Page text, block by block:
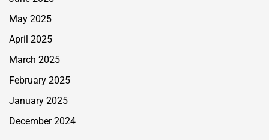
May 2025
April 2025
March 2025
February 2025
January 2025
December 2024